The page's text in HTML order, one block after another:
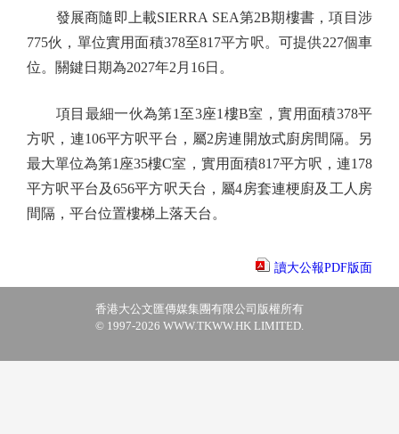
發展商隨即上載SIERRA SEA第2B期樓書，項目涉
775伙，單位實用面積378至817平方呎。可提供227個車
位。關鍵日期為2027年2月16日。
項目最細一伙為第1至3座1樓B室，實用面積378平
方呎，連106平方呎平台，屬2房連開放式廚房間隔。另
最大單位為第1座35樓C室，實用面積817平方呎，連178
平方呎平台及656平方呎天台，屬4房套連梗廚及工人房
間隔，平台位置樓梯上落天台。
讀大公報PDF版面
香港大公文匯傳媒集團有限公司版權所有
© 1997-2026 WWW.TKWW.HK LIMITED.